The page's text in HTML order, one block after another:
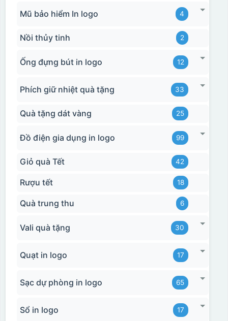
Mũ bảo hiểm In logo 4
Nồi thủy tinh 2
Ống đựng bút in logo 12
Phích giữ nhiệt quà tặng 33
Quà tặng dát vàng 25
Đồ điện gia dụng in logo 99
Giỏ quà Tết 42
Rượu tết 18
Quà trung thu 6
Vali quà tặng 30
Quạt in logo 17
Sạc dự phòng in logo 65
Sổ in logo 17